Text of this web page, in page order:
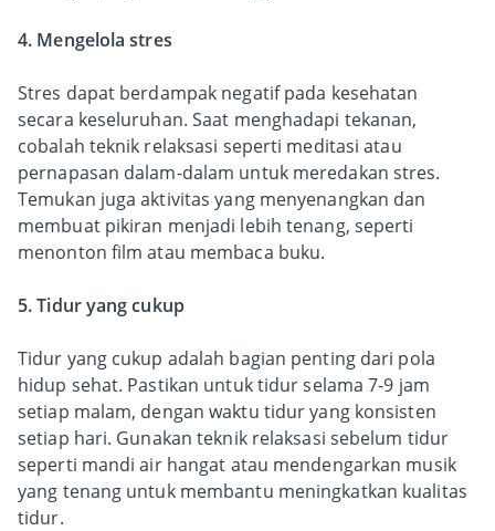
4. Mengelola stres
Stres dapat berdampak negatif pada kesehatan
secara keseluruhan. Saat menghadapi tekanan,
cobalah teknik relaksasi seperti meditasi atau
pernapasan dalam-dalam untuk meredakan stres.
Temukan juga aktivitas yang menyenangkan dan
membuat pikiran menjadi lebih tenang, seperti
menonton film atau membaca buku.
5. Tidur yang cukup
Tidur yang cukup adalah bagian penting dari pola
hidup sehat. Pastikan untuk tidur selama 7-9 jam
setiap malam, dengan waktu tidur yang konsisten
setiap hari. Gunakan teknik relaksasi sebelum tidur
seperti mandi air hangat atau mendengarkan musik
yang tenang untuk membantu meningkatkan kualitas
tidur.